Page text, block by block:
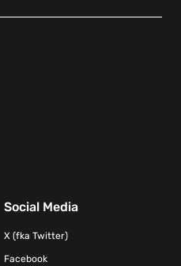
Social Media
X (fka Twitter)
Facebook